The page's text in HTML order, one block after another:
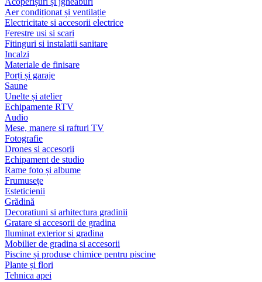
Aer condiționat și ventilație
Electricitate si accesorii electrice
Ferestre usi si scari
Fitinguri si instalatii sanitare
Incalzi
Materiale de finisare
Porți și garaje
Saune
Unelte și atelier
Echipamente RTV
Audio
Mese, manere si rafturi TV
Fotografie
Drones si accesorii
Echipament de studio
Rame foto și albume
Frumuseţe
Esteticienii
Grădină
Decoratiuni si arhitectura gradinii
Gratare si accesorii de gradina
Iluminat exterior si gradina
Mobilier de gradina si accesorii
Piscine și produse chimice pentru piscine
Plante și flori
Tehnica apei